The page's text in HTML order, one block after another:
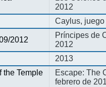
2012
Caylus,
2012
Príncipes de
2012
2013
the Temple
Escape: The
febrero de